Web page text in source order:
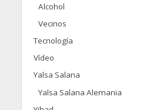
Alcohol
Vecinos
Tecnología
Vídeo
Yalsa Salana
Yalsa Salana Alemania